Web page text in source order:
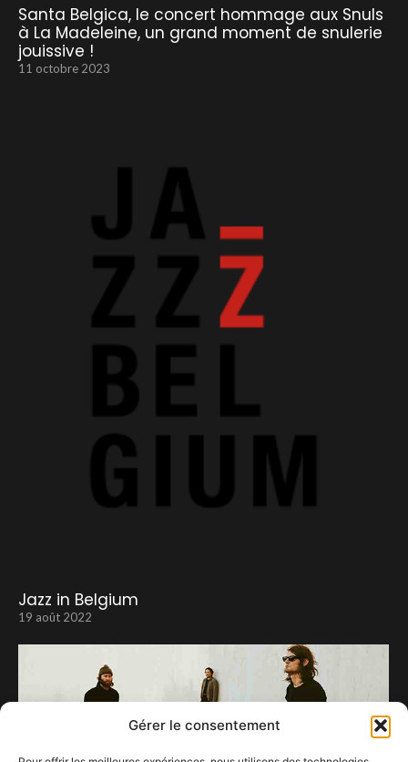
Gérer le consentement
Santa Belgica, le concert hommage aux Snuls
à La Madeleine, un grand moment de snulerie
jouissive !
11 octobre 2023
Jazz in Belgium
19 août 2022